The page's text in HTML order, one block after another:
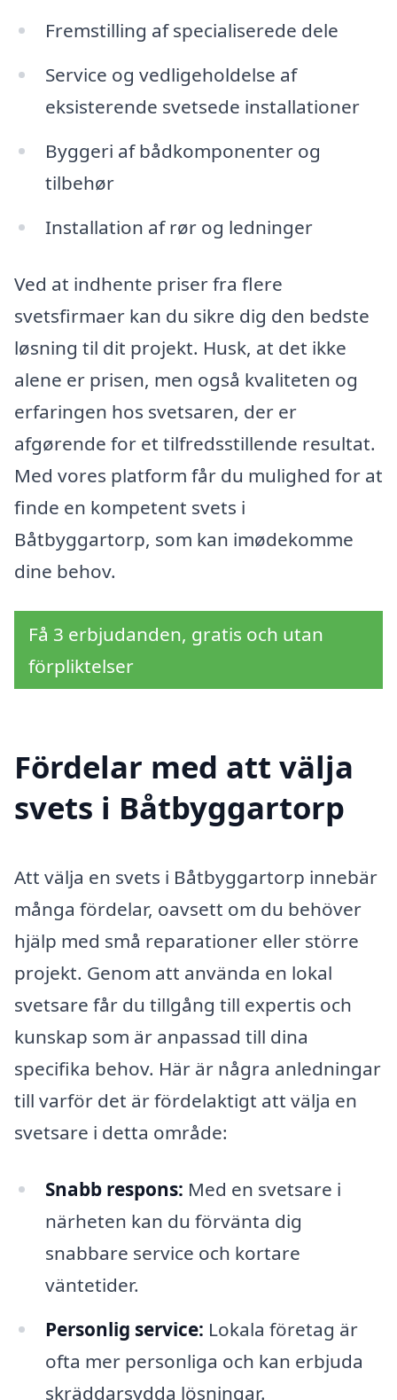
Fremstilling af specialiserede dele
Service og vedligeholdelse af
eksisterende svetsede installationer
Byggeri af bådkomponenter og
tilbehør
Installation af rør og ledninger
Ved at indhente priser fra flere
svetsfirmaer kan du sikre dig den bedste
løsning til dit projekt. Husk, at det ikke
alene er prisen, men også kvaliteten og
erfaringen hos svetsaren, der er
afgørende for et tilfredsstillende resultat.
Med vores platform får du mulighed for at
finde en kompetent svets i
Båtbyggartorp, som kan imødekomme
dine behov.
Få 3 erbjudanden, gratis och utan
förpliktelser
Fördelar med att välja
svets i Båtbyggartorp
Att välja en svets i Båtbyggartorp innebär
många fördelar, oavsett om du behöver
hjälp med små reparationer eller större
projekt. Genom att använda en lokal
svetsare får du tillgång till expertis och
kunskap som är anpassad till dina
specifika behov. Här är några anledningar
till varför det är fördelaktigt att välja en
svetsare i detta område:
Snabb respons: Med en svetsare i
närheten kan du förvänta dig
snabbare service och kortare
väntetider.
Personlig service: Lokala företag är
ofta mer personliga och kan erbjuda
skräddarsydda lösningar.